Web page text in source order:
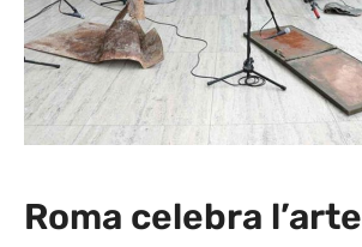
Roma celebra l’arte